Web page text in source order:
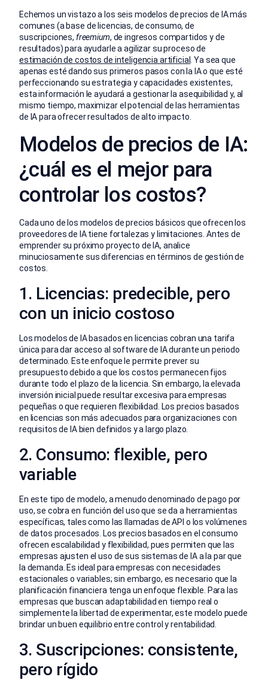
Echemos un vistazo a los seis modelos de precios de IA más
comunes (a base de licencias, de consumo, de
suscripciones, freemium, de ingresos compartidos y de
resultados) para ayudarle a agilizar su proceso de
estimación de costos de inteligencia artificial . Ya sea que
apenas esté dando sus primeros pasos con la IA o que esté
perfeccionando su estrategia y capacidades existentes,
esta información le ayudará a gestionar la asequibilidad y, al
mismo tiempo, maximizar el potencial de las herramientas
de IA para ofrecer resultados de alto impacto.
Modelos de precios de IA:
¿cuál es el mejor para
controlar los costos?
Cada uno de los modelos de precios básicos que ofrecen los
proveedores de IA tiene fortalezas y limitaciones. Antes de
emprender su próximo proyecto de IA, analice
minuciosamente sus diferencias en términos de gestión de
costos.
1. Licencias: predecible, pero
con un inicio costoso
Los modelos de IA basados en licencias cobran una tarifa
única para dar acceso al software de IA durante un periodo
determinado. Este enfoque le permite prever su
presupuesto debido a que los costos permanecen fijos
durante todo el plazo de la licencia. Sin embargo, la elevada
inversión inicial puede resultar excesiva para empresas
pequeñas o que requieren flexibilidad. Los precios basados
en licencias son más adecuados para organizaciones con
requisitos de IA bien definidos y a largo plazo.
2. Consumo: flexible, pero
variable
En este tipo de modelo, a menudo denominado de pago por
uso, se cobra en función del uso que se da a herramientas
específicas, tales como las llamadas de API o los volúmenes
de datos procesados. Los precios basados en el consumo
ofrecen escalabilidad y flexibilidad, pues permiten que las
empresas ajusten el uso de sus sistemas de IA a la par que
la demanda. Es ideal para empresas con necesidades
estacionales o variables; sin embargo, es necesario que la
planificación financiera tenga un enfoque flexible. Para las
empresas que buscan adaptabilidad en tiempo real o
simplemente la libertad de experimentar, este modelo puede
brindar un buen equilibrio entre control y rentabilidad.
3. Suscripciones: consistente,
pero rígido